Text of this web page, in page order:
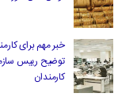
خبر مهم برای
توضیح رییس
کارمندان